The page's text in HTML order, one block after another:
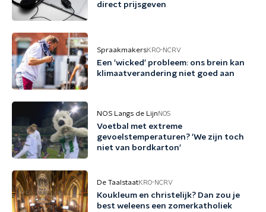
direct prijsgeven
SpraakmakersKRO-NCRV
Een 'wicked' probleem: ons brein kan
klimaatverandering niet goed aan
NOS Langs de Lijn NOS
Voetbal met extreme
gevoelstemperaturen? 'We zijn toch
niet van bordkarton'
De TaalstaatKRO-NCRV
Koukleum en christelijk? Dan zou je
best weleens een zomerkatholiek